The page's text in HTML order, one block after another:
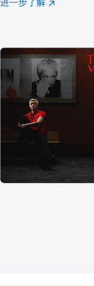
进一步了解 Apple
(在
口
中
打
开)